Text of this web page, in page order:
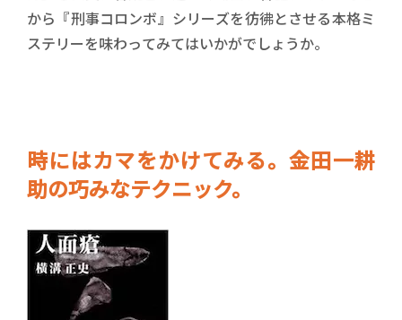
から『刑事コロンボ』シリーズを彷彿とさせる本格ミ
ステリーを味わってみてはいかがでしょうか。
時にはカマをかけてみる。金田一耕
助の巧みなテクニック。